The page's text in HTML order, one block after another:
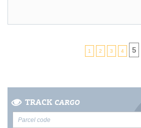
1 2 3 4 5
TRACK CARGO